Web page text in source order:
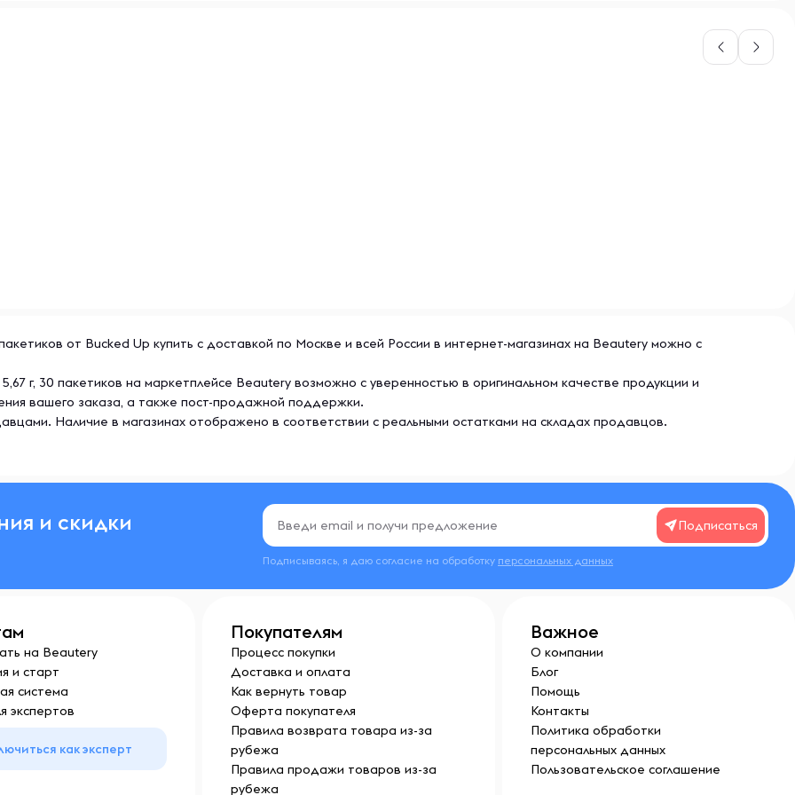
яблочная
кислота,
яблочная
силикат кальция.,
пленка повреждена
Этот продукт
от какого-либо
в сухом и прохладном
в недоступном для
от Bucked Up купить с доставкой по Москве и всей России в интернет-магазинах на Beautery можно с
г, 30 пакетиков на маркетплейсе Beautery возможно с уверенностью в оригинальном качестве продукции и
вашего заказа, а также пост-продажной поддержки.
Наличие в магазинах отображено в соответствии с реальными остатками на складах продавцов.
и скидки Подписаться
Подписываясь, я даю согласие на обработку персональных данных
на Beautery
и старт
система
экспертов
как эксперт
Покупателям
Процесс покупки
Доставка и оплата
Как вернуть товар
Оферта покупателя
Правила возврата товара из-за
рубежа
Правила продажи товаров из-за
рубежа
Важное
О компании
Блог
Помощь
Контакты
Политика обработки
персональных данных
Пользовательское соглашение